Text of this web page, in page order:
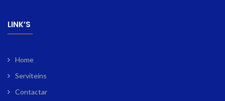
LINK’S
Home
Serviteins
Contactar